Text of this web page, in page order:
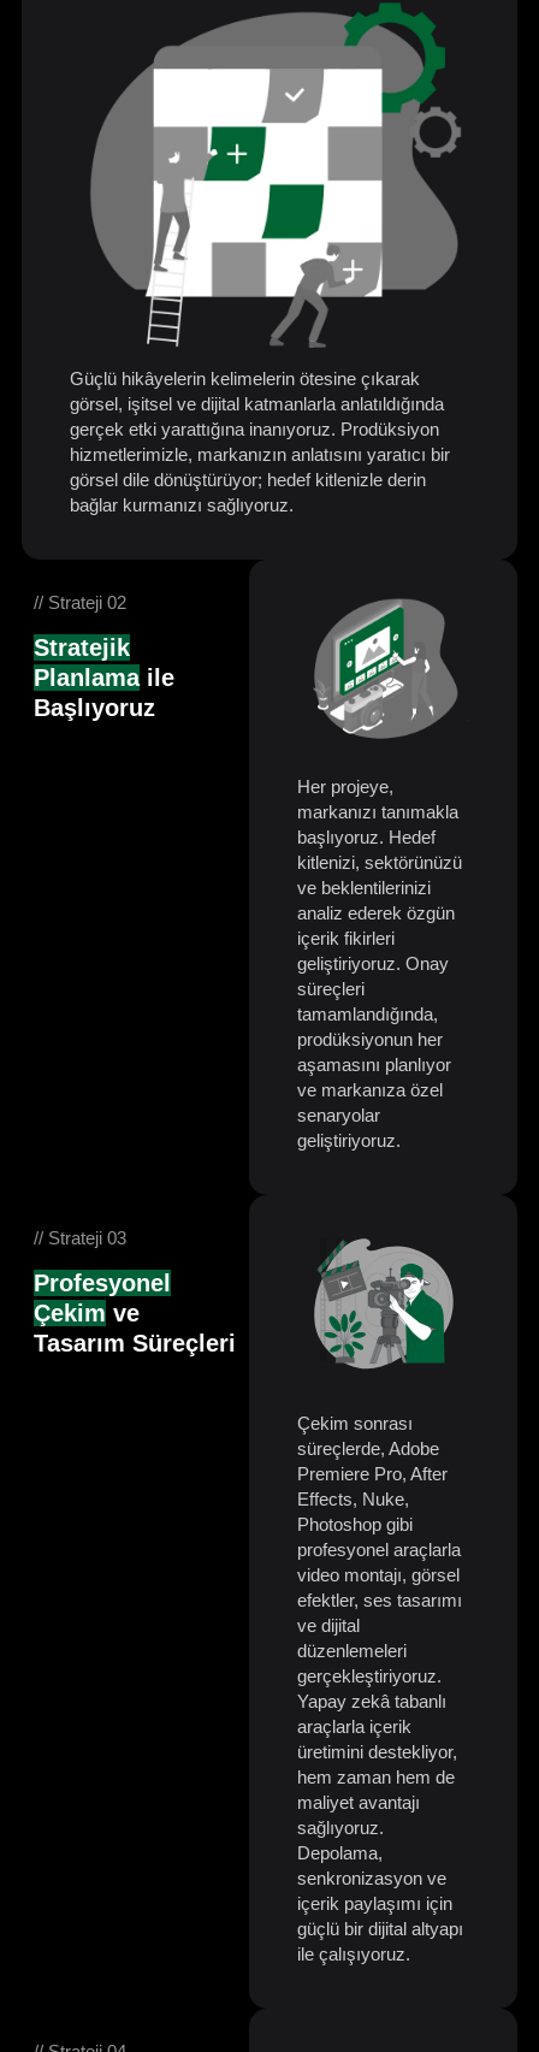
Güçlü hikâyelerin kelimelerin ötesine çıkarak
görsel, işitsel ve dijital katmanlarla anlatıldığında
gerçek etki yarattığına inanıyoruz. Prodüksiyon
hizmetlerimizle, markanızın anlatısını yaratıcı bir
görsel dile dönüştürüyor; hedef kitlenizle derin
bağlar kurmanızı sağlıyoruz.
// Strateji 02
Stratejik
Planlamaile
Başlıyoruz
Her projeye,
markanızı tanımakla
başlıyoruz. Hedef
kitlenizi, sektörünüzü
ve beklentilerinizi
analiz ederek özgün
içerik fikirleri
geliştiriyoruz. Onay
süreçleri
tamamlandığında,
prodüksiyonun her
aşamasını planlıyor
ve markanıza özel
senaryolar
geliştiriyoruz.
// Strateji 03
Profesyonel
Çekim ve
Tasarım Süreçleri
Çekim sonrası
süreçlerde, Adobe
Premiere Pro, After
Effects, Nuke,
Photoshop gibi
profesyonel araçlarla
video montajı, görsel
efektler, ses tasarımı
ve dijital
düzenlemeleri
gerçekleştiriyoruz.
Yapay zekâ tabanlı
araçlarla içerik
üretimini destekliyor,
hem zaman hem de
maliyet avantajı
sağlıyoruz.
Depolama,
senkronizasyon ve
içerik paylaşımı için
güçlü bir dijital altyapı
ile çalışıyoruz.